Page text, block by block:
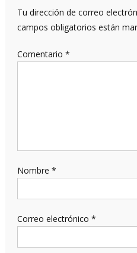
Tu dirección de correo
campos obligatorios están
Comentario *
Nombre *
Correo electrónico *